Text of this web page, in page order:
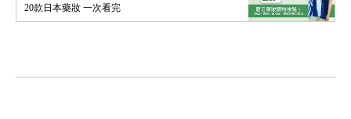
20款日本藥妝 一次看完